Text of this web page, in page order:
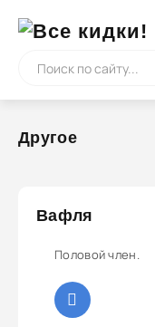
Другое
Вафля
Половой член.